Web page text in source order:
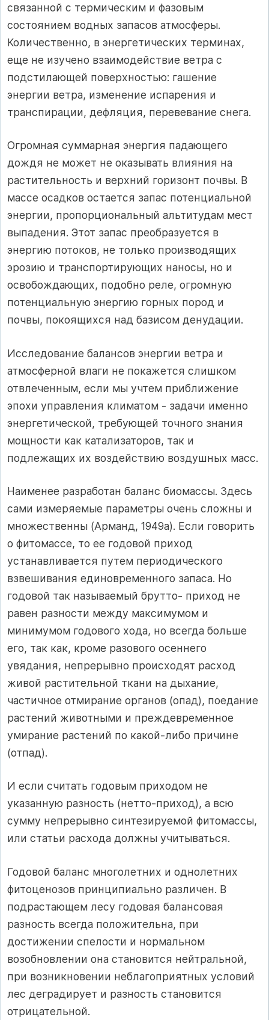
связанной с термическим и фазовым
состоянием водных запасов атмосферы.
Количественно, в энергетических терминах,
еще не изучено взаимодействие ветра с
подстилающей поверхностью: гашение
энергии ветра, изменение испарения и
транспирации, дефляция, перевевание снега.
Огромная суммарная энергия падающего
дождя не может не оказывать влияния на
растительность и верхний горизонт почвы. В
массе осадков остается запас потенциальной
энергии, пропорциональный альтитудам мест
выпадения. Этот запас преобразуется в
энергию потоков, не только производящих
эрозию и транспортирующих наносы, но и
освобождающих, подобно реле, огромную
потенциальную энергию горных пород и
почвы, покоящихся над базисом денудации.
Исследование балансов энергии ветра и
атмосферной влаги не покажется слишком
отвлеченным, если мы учтем приближение
эпохи управления климатом - задачи именно
энергетической, требующей точного знания
мощности как катализаторов, так и
подлежащих их воздействию воздушных масс.
Наименее разработан баланс биомассы. Здесь
сами измеряемые параметры очень сложны и
множественны (Арманд, 1949а). Если говорить
о фитомассе, то ее годовой приход
устанавливается путем периодического
взвешивания единовременного запаса. Но
годовой так называемый брутто- приход не
равен разности между максимумом и
минимумом годового хода, но всегда больше
его, так как, кроме разового осеннего
увядания, непрерывно происходят расход
живой растительной ткани на дыхание,
частичное отмирание органов (опад), поедание
растений животными и преждевременное
умирание растений по какой-либо причине
(отпад).
И если считать годовым приходом не
указанную разность (нетто-приход), а всю
сумму непрерывно синтезируемой фитомассы,
или статьи расхода должны учитываться.
Годовой баланс многолетних и однолетних
фитоценозов принципиально различен. В
подрастающем лесу годовая балансовая
разность всегда положительна, при
достижении спелости и нормальном
возобновлении она становится нейтральной,
при возникновении неблагоприятных условий
лес деградирует и разность становится
отрицательной.